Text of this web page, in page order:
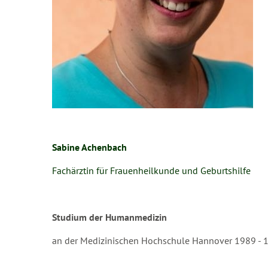
Sabine Achenbach
Fachärztin für Frauenheilkunde und Geburtshilfe
Studium der Humanmedizin
an der Medizinischen Hochschule Hannover 1989 -